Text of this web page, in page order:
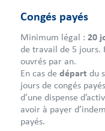
Congés payés
Minimum légal : 20
de travail de 5 jours.
ouvrés par an.
En cas de départ du
jours de congés
d’une dispense
avoir à payer
payés.